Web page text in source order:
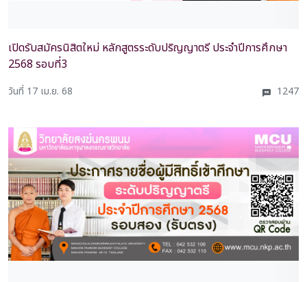
เปิดรับสมัครนิสิตใหม่ หลักสูตรระดับปริญญาตรี ประจำปีการศึกษา
2568 รอบที่3
วันที่ 17 เม.ย. 68 1247